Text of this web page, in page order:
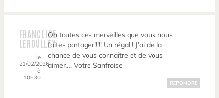
FRANÇOISE
LEROULLEY
le
21/02/2026
à
10h30
Oh toutes ces merveilles que vous nous
faites partager!!!!! Un régal ! J’ai de la
chance de vous connaître et de vous
aimer…. Votre Sanfroise
RÉPONDRE